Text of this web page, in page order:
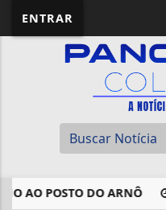
ENTRAR
AO POSTO DO ARNÔ